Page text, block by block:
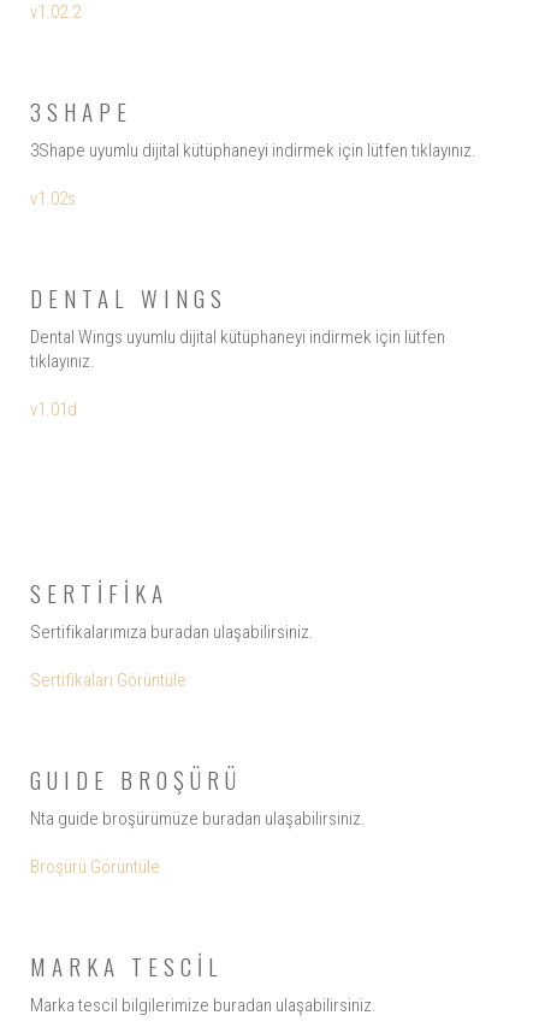
v1.02.2
3SHAPE
3Shape uyumlu dijital kütüphaneyi indirmek için lütfen tıklayınız.
v1.02s
DENTAL WINGS
Dental Wings uyumlu dijital kütüphaneyi indirmek için lütfen
tıklayınız.
v1.01d
SERTİFİKA
Sertifikalarımıza buradan ulaşabilirsiniz.
Sertifikaları Görüntüle
GUIDE BROŞÜRÜ
Nta guide broşürümüze buradan ulaşabilirsiniz.
Broşürü Görüntüle
MARKA TESCİL
Marka tescil bilgilerimize buradan ulaşabilirsiniz.